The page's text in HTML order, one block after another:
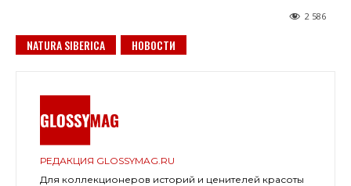
2 586
NATURA SIBERICA НОВОСТИ
РЕДАКЦИЯ GLOSSYMAG.RU
Для коллекционеров историй и ценителей красоты